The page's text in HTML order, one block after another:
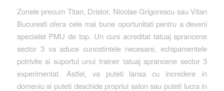
Zonele precum Titan, Dristor, Nicolae Grigorescu sau Vitan
Bucuresti ofera cele mai bune oportunitati pentru a deveni
specialist PMU de top. Un curs acreditat tatuaj sprancene
sector 3 va aduce cunostintele necesare, echipamentele
potrivite si suportul unui trainer tatuaj sprancene sector 3
experimentat. Astfel, va puteti lansa cu incredere in
domeniu si puteti deschide propriul salon sau puteti lucra in